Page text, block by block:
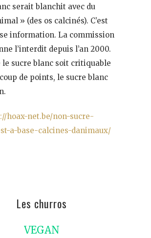
serait blanchit avec du
» (des os calcinés). C’est
information. La commission
l’interdit depuis l’an 2000.
le sucre blanc soit critiquable
de points, le sucre blanc
hoax-net.be/non-sucre-
a-base-calcines-danimaux/
Les churros
VEGAN